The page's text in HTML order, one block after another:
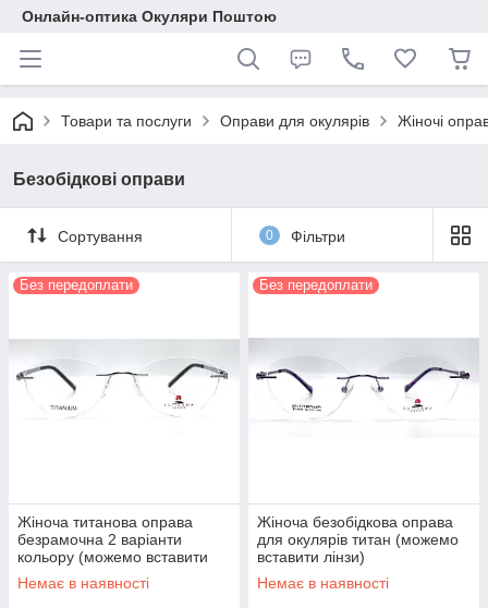
Онлайн-оптика Окуляри Поштою
Товари та послуги Оправи для окулярів Жіночі
Безобідкові оправи
Сортування 0 Фільтри
Без передоплати
Жіноча титанова оправа
безрамочна 2 варіанти
кольору (можемо вставити
лінзи)
Немає в наявності
Без передоплати
Жіноча безобідкова оправа
для окулярів титан (можемо
вставити лінзи)
Немає в наявності